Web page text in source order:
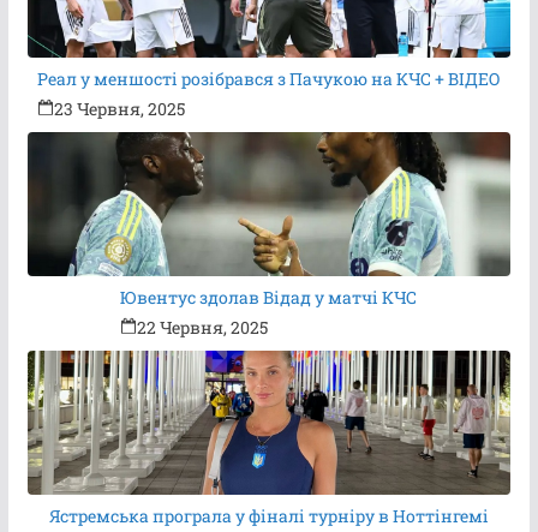
Реал у меншості розібрався з Пачукою на КЧС + ВІДЕО
23 Червня, 2025
Ювентус здолав Відад у матчі КЧС
22 Червня, 2025
Ястремська програла у фіналі турніру в Ноттінгемі